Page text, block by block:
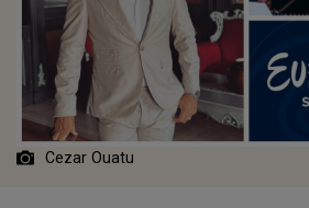
Cezar Ouatu